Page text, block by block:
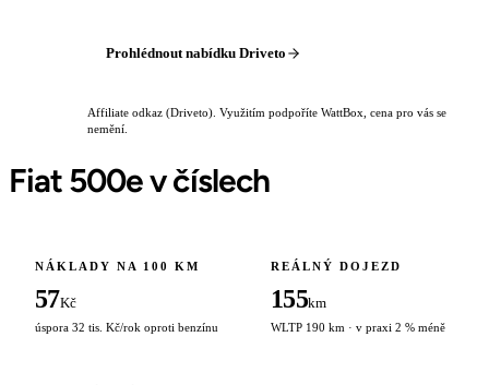
Prohlédnout nabídku Driveto
Affiliate odkaz (Driveto). Využitím podpoříte WattBox, cena pro vás se
nemění.
Fiat 500e v číslech
NÁKLADY NA 100 KM
57Kč
úspora 32 tis. Kč/rok oproti benzínu
REÁLNÝ DOJEZD
155km
WLTP 190 km · v praxi 2 % méně